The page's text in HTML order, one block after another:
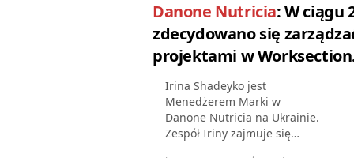
Danone Nutricia: W ciągu
zdecydowano się
projektami w
Irina Shadeyko jest
Menedżerem Marki w
Danone Nutricia na Ukrainie.
Zespół Iriny zajmuje się